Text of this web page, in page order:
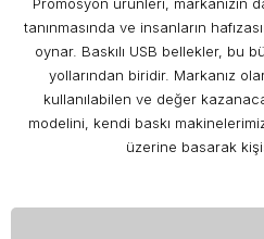
tanınmasında ve insanların
oynar. Baskılı USB bellekler, bu
yollarından biridir. Markanız
kullanılabilen ve değer
modelini, kendi baskı
üzerine basarak